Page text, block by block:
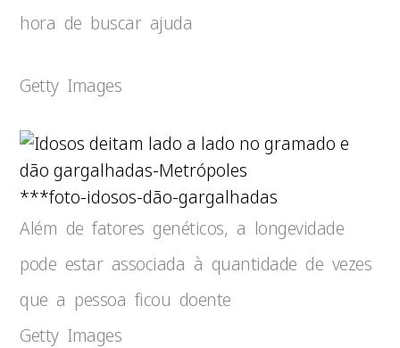
hora de buscar ajuda
Getty Images
***foto-idosos-dão-gargalhadas
Além de fatores genéticos, a longevidade
pode estar associada à quantidade de vezes
que a pessoa ficou doente
Getty Images